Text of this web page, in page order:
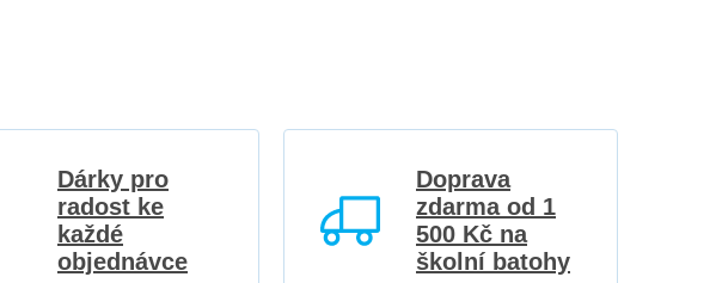
Dárky pro
radost ke
každé
objednávce
Doprava
zdarma od 1
500 Kč na
školní batohy